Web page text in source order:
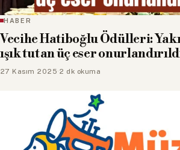
HABER
Vecihe Hatiboğlu Ödülleri:
ışık tutan üç eser
27 Kasım 2025·2 dk okuma